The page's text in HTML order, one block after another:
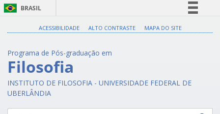
BRASIL
Legislação
ACESSIBILIDADE ALTO CONTRASTE MAPA DO SITE
Programa de Pós-graduação em
Filosofia
INSTITUTO DE FILOSOFIA - UNIVERSIDADE FEDERAL DE
UBERLÂNDIA